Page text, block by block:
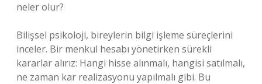
neler olur?
Bilişsel psikoloji, bireylerin bilgi işleme süreçlerini
inceler. Bir menkul hesabı yönetirken sürekli
kararlar alırız: Hangi hisse alınmalı, hangisi satılmalı,
ne zaman kar realizasyonu yapılmalı gibi. Bu